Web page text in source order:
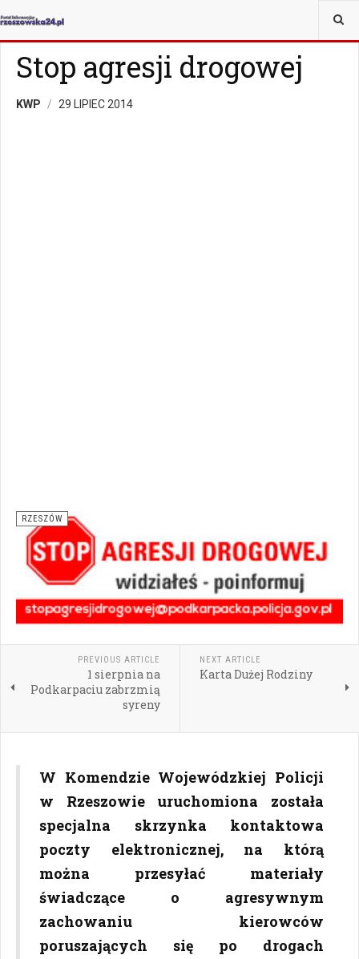
JESTEŚ TUTAJ:
Stop agresji drogowej
KWP 29 LIPIEC 2014
RZESZÓW
PREVIOUS ARTICLE
1 sierpnia na
Podkarpaciu zabrzmią
syreny
NEXT ARTICLE
Karta Dużej Rodziny
W Komendzie Wojewódzkiej Policji
w Rzeszowie uruchomiona została
specjalna skrzynka kontaktowa
poczty elektronicznej, na którą
można przesyłać materiały
świadczące o agresywnym
zachowaniu kierowców
poruszających się po drogach